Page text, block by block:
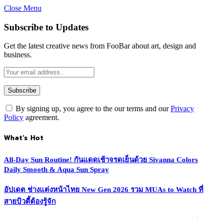
Close Menu
Subscribe to Updates
Get the latest creative news from FooBar about art, design and
business.
By signing up, you agree to the our terms and ourPrivacy
Policy agreement.
What's Hot
All-Day Sun Routine! กันแดดเช้าจรดเย็นด้วย Sivanna Colors
Daily Smooth & Aqua Sun Spray
อัปเดต ช่างแต่งหน้าไทย New Gen 2026 รวม MUAs to Watch ที่
สายบิวตี้ต้องรู้จัก